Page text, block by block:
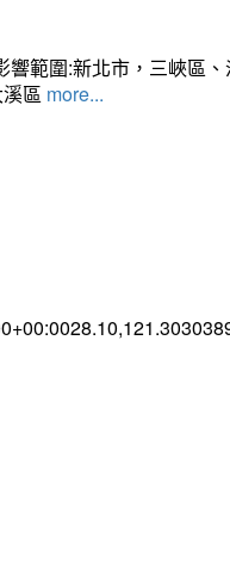
範圍:新北市，三峽區
區 more...